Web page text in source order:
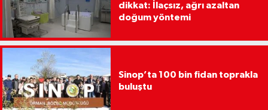
dikkat: İlaçsız, ağrı azaltan
doğum yöntemi
Sinop’ta 100 bin fidan toprakla
buluştu